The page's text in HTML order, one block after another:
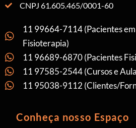
CNPJ 61.605.465/0001-60
11 99664-7114 (Pacientes
Fisioterapia)
11 96689-6870 (Pacientes
11 97585-2544 (Cursos e
11 95038-9112 (Clientes/
Conheça nosso Espaço